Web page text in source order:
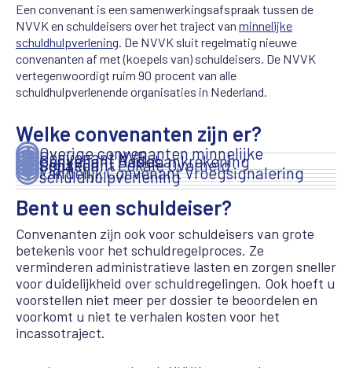
Een convenant is een samenwerkingsafspraak tussen de
NVVK en schuldeisers over het traject van minnelijke
schuldhulpverlening. De NVVK sluit regelmatig nieuwe
convenanten af met (koepels van) schuldeisers. De NVVK
vertegenwoordigt ruim 90 procent van alle
schuldhulpverlenende organisaties in Nederland.
Welke convenanten zijn er?
Convenant Lokale Overheid
Convenant Aedes
Convenant NVB
Overige convenanten minnelijke
schuldhulpverlening
Landelijk Convenant Vroegsignalering
VISH
Schakel!
Convenant Basisbankrekening
Bent u een schuldeiser?
Convenanten zijn ook voor schuldeisers van grote
betekenis voor het schuldregelproces. Ze
verminderen administratieve lasten en zorgen sneller
voor duidelijkheid over schuldregelingen. Ook hoeft u
voorstellen niet meer per dossier te beoordelen en
voorkomt u niet te verhalen kosten voor het
incassotraject.